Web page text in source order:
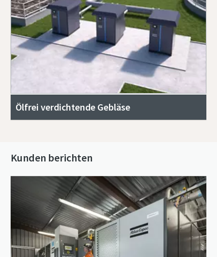
Ölfrei verdichtende Gebläse
Kunden berichten